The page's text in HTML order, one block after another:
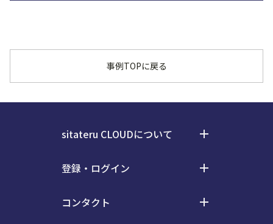
事例TOPに戻る
sitateru CLOUDについて add
事例
登録・ログイン add
会員登録
コンタクト add